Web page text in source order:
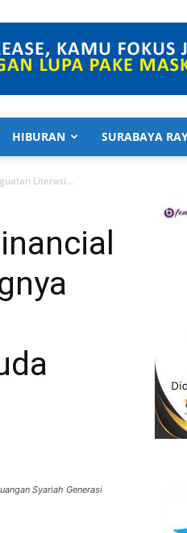
HIBURAN SURABAYA
Literasi...
Syariah Generasi